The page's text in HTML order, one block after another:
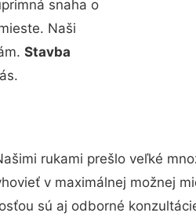
snaha o
Naši
Stavba
rukami prešlo veľké
v maximálnej možnej
sú aj odborné